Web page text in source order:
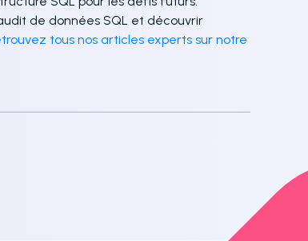
de données SQL et découvrir
tous nos articles experts sur notre